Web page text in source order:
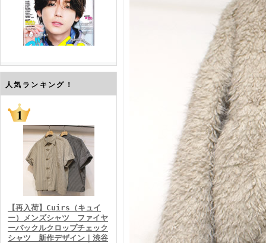
FINEBOYS2026年7月号
FINEBOYS2026年6月号
人気ランキング！
【再入荷】Cuirs（キュイ
ー）メンズシャツ ファイヤ
ーバックルクロップチェック
シャツ 新作デザイン｜渋谷